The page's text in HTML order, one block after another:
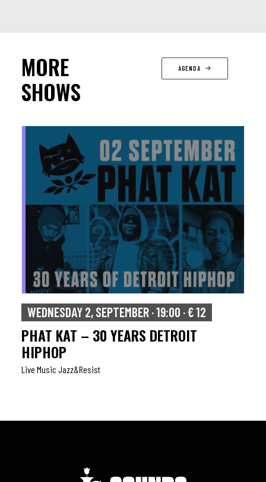
MORE
SHOWS
AGENDA
WEDNESDAY 2, SEPTEMBER · 19:00 · € 12
PHAT KAT – 30 YEARS DETROIT
HIPHOP
Live Music Jazz&resist